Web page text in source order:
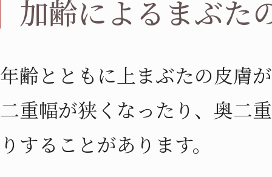
加齢によるまぶた
年齢とともに上まぶたの皮膚
二重幅が狭くなったり、奥二
りすることがあります。